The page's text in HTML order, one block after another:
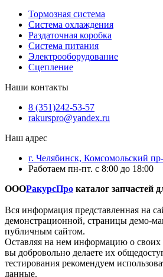
Тормозная система
Система охлаждения
Раздаточная коробка
Система питания
Электрооборудование
Сцепление
Наши контакты
8 (351)242-53-57
rakurspro@yandex.ru
Наш адрес
г. Челябинск, Комсомольский
Работаем пн-пт. с 8:00 до 18:00
ОООРакурсПро каталог запчастей
Вся информация представленная на
демонстрационной, страницы демо-
публичным сайтом.
Оставляя на нем информацию о
вы добровольно делаете их
тестирования рекомендуем
данные.